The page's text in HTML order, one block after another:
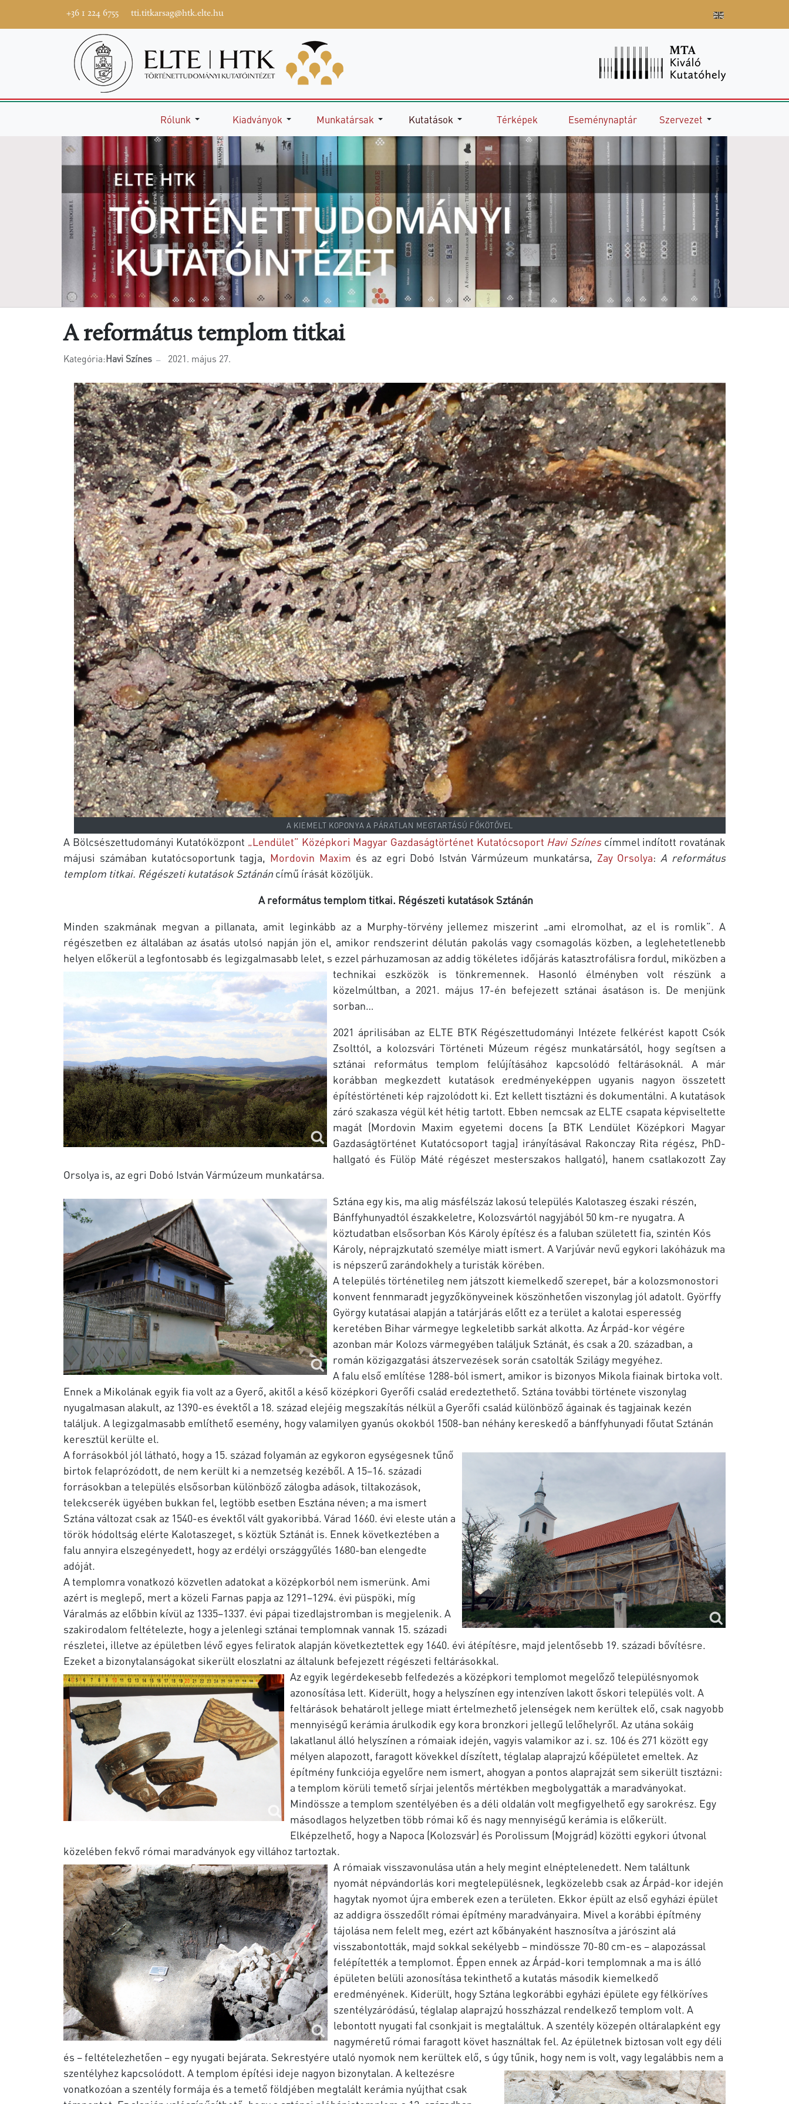
+36 1 224 6755 tti.titkarsag@htk.elte.hu
Rólunk Kiadványok Munkatársak Kutatások Térképek Eseménynaptár Szervezet
A református templom titkai
Kategória:Havi Színes 2021. május 27.
A KIEMELT KOPONYA A PÁRATLAN MEGTARTÁSÚ FŐKÖTŐVEL
A Bölcsészettudományi Kutatóközpont „Lendület” Középkori Magyar Gazdaságtörténet Kutatócsoport Havi Színescímmel indított rovatának
májusi számában kutatócsoportunk tagja, Mordovin Maxim és az egri Dobó István Vármúzeum munkatársa, Zay Orsolya: A református
templom titkai. Régészeti kutatások Sztánán című írását közöljük.
A református templom titkai. Régészeti kutatások Sztánán
Minden szakmának megvan a pillanata, amit leginkább az a Murphy-törvény jellemez miszerint „ami elromolhat, az el is romlik”. A
régészetben ez általában az ásatás utolsó napján jön el, amikor rendszerint délután pakolás vagy csomagolás közben, a leglehetetlenebb
helyen előkerül a legfontosabb és legizgalmasabb lelet, s ezzel párhuzamosan az addig tökéletes időjárás katasztrofálisra fordul, miközben a
technikai eszközök is tönkremennek. Hasonló élményben volt részünk a
közelmúltban, a 2021. május 17-én befejezett sztánai ásatáson is. De menjünk
sorban…
2021 áprilisában az ELTE BTK Régészettudományi Intézete felkérést kapott Csók
Zsolttól, a kolozsvári Történeti Múzeum régész munkatársától, hogy segítsen a
sztánai református templom felújításához kapcsolódó feltárásoknál. A már
korábban megkezdett kutatások eredményeképpen ugyanis nagyon összetett
építéstörténeti kép rajzolódott ki. Ezt kellett tisztázni és dokumentálni. A kutatások
záró szakasza végül két hétig tartott. Ebben nemcsak az ELTE csapata képviseltette
magát (Mordovin Maxim egyetemi docens [a BTK Lendület Középkori Magyar
Gazdaságtörténet Kutatócsoport tagja] irányításával Rakonczay Rita régész, PhD-
hallgató és Fülöp Máté régészet mesterszakos hallgató), hanem csatlakozott Zay
Orsolya is, az egri Dobó István Vármúzeum munkatársa.
Sztána egy kis, ma alig másfélszáz lakosú település Kalotaszeg északi részén,
Bánffyhunyadtól északkeletre, Kolozsvártól nagyjából 50 km-re nyugatra. A
köztudatban elsősorban Kós Károly építész és a faluban született fia, szintén Kós
Károly, néprajzkutató személye miatt ismert. A Varjúvár nevű egykori lakóházuk ma
is népszerű zarándokhely a turisták körében.
A település történetileg nem játszott kiemelkedő szerepet, bár a kolozsmonostori
konvent fennmaradt jegyzőkönyveinek köszönhetően viszonylag jól adatolt. Györffy
György kutatásai alapján a tatárjárás előtt ez a terület a kalotai esperesség
keretében Bihar vármegye legkeletibb sarkát alkotta. Az Árpád-kor végére
azonban már Kolozs vármegyében találjuk Sztánát, és csak a 20. században, a
román közigazgatási átszervezések során csatolták Szilágy megyéhez.
A falu első említése 1288-ból ismert, amikor is bizonyos Mikola fiainak birtoka volt.
Ennek a Mikolának egyik fia volt az a Gyerő, akitől a késő középkori Gyerőfi család eredeztethető. Sztána további története viszonylag
nyugalmasan alakult, az 1390-es évektől a 18. század elejéig megszakítás nélkül a Gyerőfi család különböző ágainak és tagjainak kezén
találjuk. A legizgalmasabb említhető esemény, hogy valamilyen gyanús okokból 1508-ban néhány kereskedő a bánffyhunyadi főutat Sztánán
keresztül kerülte el.
A forrásokból jól látható, hogy a 15. század folyamán az egykoron egységesnek tűnő
birtok felaprózódott, de nem került ki a nemzetség kezéből. A 15–16. századi
forrásokban a település elsősorban különböző zálogba adások, tiltakozások,
telekcserék ügyében bukkan fel, legtöbb esetben Esztána néven; a ma ismert
Sztána változat csak az 1540-es évektől vált gyakoribbá. Várad 1660. évi eleste után a
török hódoltság elérte Kalotaszeget, s köztük Sztánát is. Ennek következtében a
falu annyira elszegényedett, hogy az erdélyi országgyűlés 1680-ban elengedte
adóját.
A templomra vonatkozó közvetlen adatokat a középkorból nem ismerünk. Ami
azért is meglepő, mert a közeli Farnas papja az 1291–1294. évi püspöki, míg
Váralmás az előbbin kívül az 1335–1337. évi pápai tizedlajstromban is megjelenik. A
szakirodalom feltételezte, hogy a jelenlegi sztánai templomnak vannak 15. századi
részletei, illetve az épületben lévő egyes feliratok alapján következtettek egy 1640. évi átépítésre, majd jelentősebb 19. századi bővítésre.
Ezeket a bizonytalanságokat sikerült eloszlatni az általunk befejezett régészeti feltárásokkal.
Az egyik legérdekesebb felfedezés a középkori templomot megelőző településnyomok
azonosítása lett. Kiderült, hogy a helyszínen egy intenzíven lakott őskori település volt. A
feltárások behatárolt jellege miatt értelmezhető jelenségek nem kerültek elő, csak nagyobb
mennyiségű kerámia árulkodik egy kora bronzkori jellegű lelőhelyről. Az utána sokáig
lakatlanul álló helyszínen a rómaiak idején, vagyis valamikor az i. sz. 106 és 271 között egy
mélyen alapozott, faragott kövekkel díszített, téglalap alaprajzú kőépületet emeltek. Az
építmény funkciója egyelőre nem ismert, ahogyan a pontos alaprajzát sem sikerült tisztázni:
a templom körüli temető sírjai jelentős mértékben megbolygatták a maradványokat.
Mindössze a templom szentélyében és a déli oldalán volt megfigyelhető egy sarokrész. Egy
másodlagos helyzetben több római kő és nagy mennyiségű kerámia is előkerült.
Elképzelhető, hogy a Napoca (Kolozsvár) és Porolissum (Mojgrád) közötti egykori útvonal
közelében fekvő római maradványok egy villához tartoztak.
A rómaiak visszavonulása után a hely megint elnéptelenedett. Nem találtunk
nyomát népvándorlás kori megtelepülésnek, legközelebb csak az Árpád-kor idején
hagytak nyomot újra emberek ezen a területen. Ekkor épült az első egyházi épület
az addigra összedőlt római építmény maradványaira. Mivel a korábbi építmény
tájolása nem felelt meg, ezért azt kőbányaként hasznosítva a járószint alá
visszabontották, majd sokkal sekélyebb – mindössze 70-80 cm-es – alapozással
felépítették a templomot. Éppen ennek az Árpád-kori templomnak a ma is álló
épületen belüli azonosítása tekinthető a kutatás második kiemelkedő
eredményének. Kiderült, hogy Sztána legkorábbi egyházi épülete egy félköríves
szentélyzáródású, téglalap alaprajzú hosszházzal rendelkező templom volt. A
lebontott nyugati fal csonkjait is megtaláltuk. A szentély közepén oltáralapként egy
nagyméretű római faragott követ használtak fel. Az épületnek biztosan volt egy déli
és – feltételezhetően – egy nyugati bejárata. Sekrestyére utaló nyomok nem kerültek elő, s úgy tűnik, hogy nem is volt, vagy legalábbis nem a
szentélyhez kapcsolódott. A templom építési ideje nagyon bizonytalan. A keltezésre
vonatkozóan a szentély formája és a temető földjében megtalált kerámia nyújthat csak